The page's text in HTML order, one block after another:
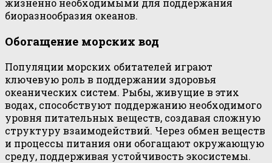
жизненно необходимыми для поддержания
биоразнообразия океанов.
Обогащение морских вод
Популяции морских обитателей играют
ключевую роль в поддержании здоровья
океанических систем. Рыбы, живущие в этих
водах, способствуют поддержанию необходимого
уровня питательных веществ, создавая сложную
структуру взаимодействий. Через обмен веществ
и процессы питания они обогащают окружающую
среду, поддерживая устойчивость экосистемы.